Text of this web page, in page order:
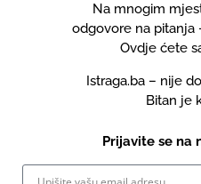
Na mnogim
odgovore na pitanja
Ovdje ćete
Istraga.ba – nije
Bitan je
Prijavite se na